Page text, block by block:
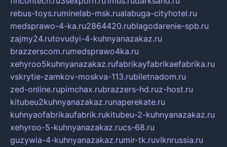
rebus-toys.ruminelab-msk.rualabuga-cityhotel.ru
medsprawo-4-ka.ru2864420.rublagodarenie-spb.ru
zajmy24.rutovudyi-4-kuhnyanazakaz.ru
brazzerscom.rumedsprawo4ka.ru
xehyroo5kuhnyanazakaz.rufabrikayfabrikaefabrika.ru
vskrytie-zamkov-moskva-113.rubiletnadom.ru
zed-online.rupimchax.rubrazzers-hd.ruz-host.ru
kitubeu2kuhnyanazakaz.runaperekate.ru
kuhnyaofabrikaufabrik.rukitubeu-2-kuhnyanazakaz.ru
xehyroo-5-kuhnyanazakaz.rucs-68.ru
guzywia-4-kuhnyanazakaz.rumir-tk.ruvlknrussia.ru